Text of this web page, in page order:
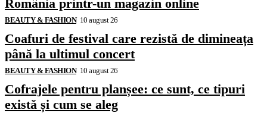
România printr-un magazin online
BEAUTY & FASHION 10 august 26
Coafuri de festival care rezistă de dimineața
până la ultimul concert
BEAUTY & FASHION 10 august 26
Cofrajele pentru planșee: ce sunt, ce tipuri
există și cum se aleg